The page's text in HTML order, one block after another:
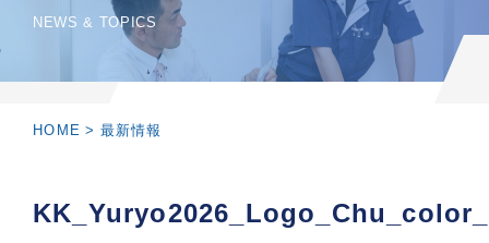
NEWS & TOPICS
HOME > 最新情報